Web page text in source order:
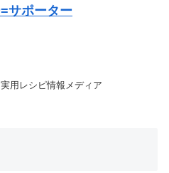
サポーター
用レシピ情報メディア